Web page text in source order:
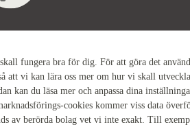
fungera bra för dig. För att göra det
att vi kan lära oss mer om hur vi skall
kan du läsa mer och anpassa dina
cookies kommer viss data
av berörda bolag vet vi inte exakt. Till